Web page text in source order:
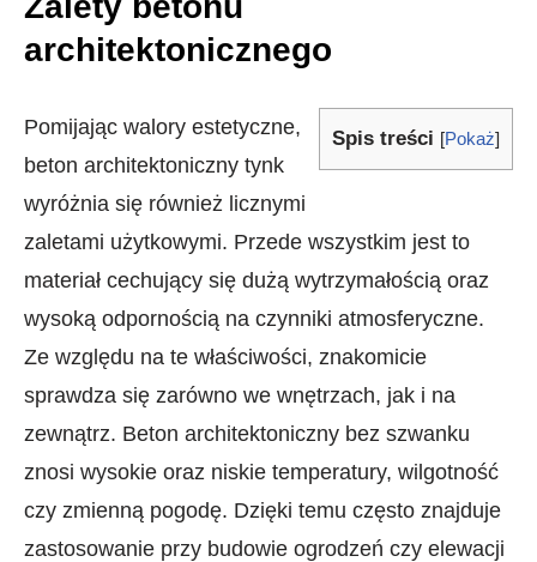
architektonicznego
Spis treści [Pokaż]
Pomijając walory estetyczne,
beton architektoniczny tynk
wyróżnia się również licznymi
zaletami użytkowymi. Przede wszystkim jest to
materiał cechujący się dużą wytrzymałością oraz
wysoką odpornością na czynniki atmosferyczne.
Ze względu na te właściwości, znakomicie
sprawdza się zarówno we wnętrzach, jak i na
zewnątrz. Beton architektoniczny bez szwanku
znosi wysokie oraz niskie temperatury, wilgotność
czy zmienną pogodę. Dzięki temu często znajduje
zastosowanie przy budowie ogrodzeń czy elewacji